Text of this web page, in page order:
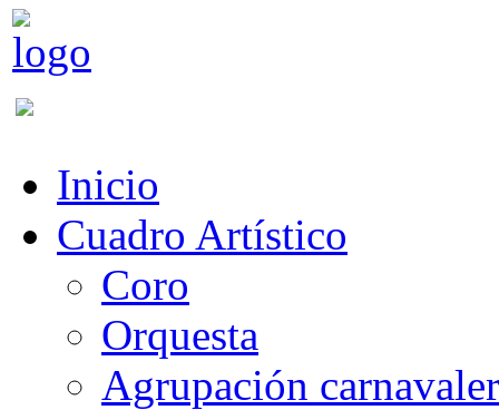
Inicio
Cuadro Artístico
Coro
Orquesta
Agrupación